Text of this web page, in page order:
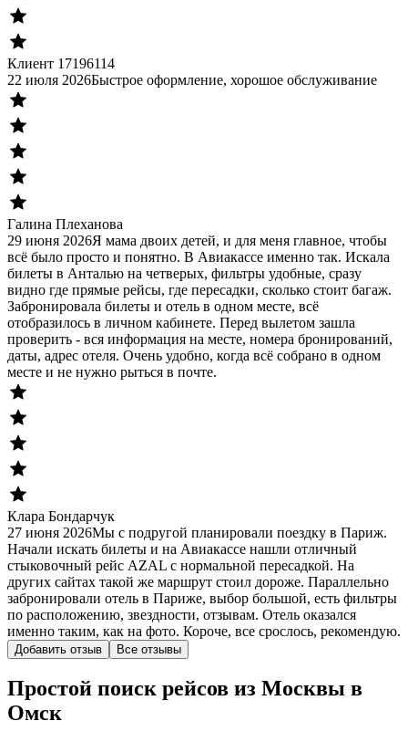
Клиент 17196114
22 июля 2026Быстрое оформление, хорошое обслуживание
Галина Плеханова
29 июня 2026Я мама двоих детей, и для меня главное, чтобы
всё было просто и понятно. В Авиакассе именно так. Искала
билеты в Анталью на четверых, фильтры удобные, сразу
видно где прямые рейсы, где пересадки, сколько стоит багаж.
Забронировала билеты и отель в одном месте, всё
отобразилось в личном кабинете. Перед вылетом зашла
проверить - вся информация на месте, номера бронирований,
даты, адрес отеля. Очень удобно, когда всё собрано в одном
месте и не нужно рыться в почте.
Клара Бондарчук
27 июня 2026Мы с подругой планировали поездку в Париж.
Начали искать билеты и на Авиакассе нашли отличный
стыковочный рейс AZAL с нормальной пересадкой. На
других сайтах такой же маршрут стоил дороже. Параллельно
забронировали отель в Париже, выбор большой, есть фильтры
по расположению, звездности, отзывам. Отель оказался
именно таким, как на фото. Короче, все срослось, рекомендую.
Добавить отзыв Все отзывы
Простой поиск рейсов из Москвы в
Омск